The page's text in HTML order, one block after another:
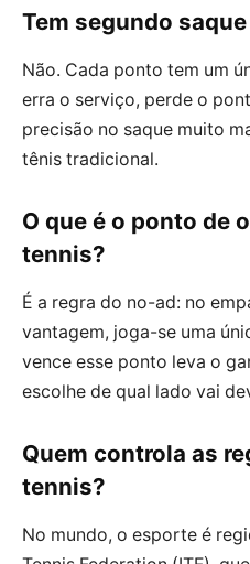
Tem segundo
Não. Cada ponto tem um
erra o serviço, perde o
precisão no saque muito
tênis tradicional.
O que é o ponto de
tennis?
É a regra do no-ad: no
vantagem, joga-se uma
vence esse ponto leva o
escolhe de qual lado vai
Quem controla as
tennis?
No mundo, o esporte é